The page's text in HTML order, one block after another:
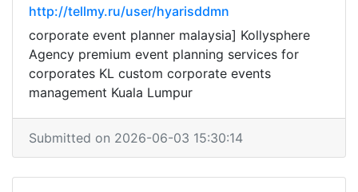
http://tellmy.ru/user/hyarisddmn
corporate event planner malaysia] Kollysphere
Agency premium event planning services for
corporates KL custom corporate events
management Kuala Lumpur
Submitted on 2026-06-03 15:30:14